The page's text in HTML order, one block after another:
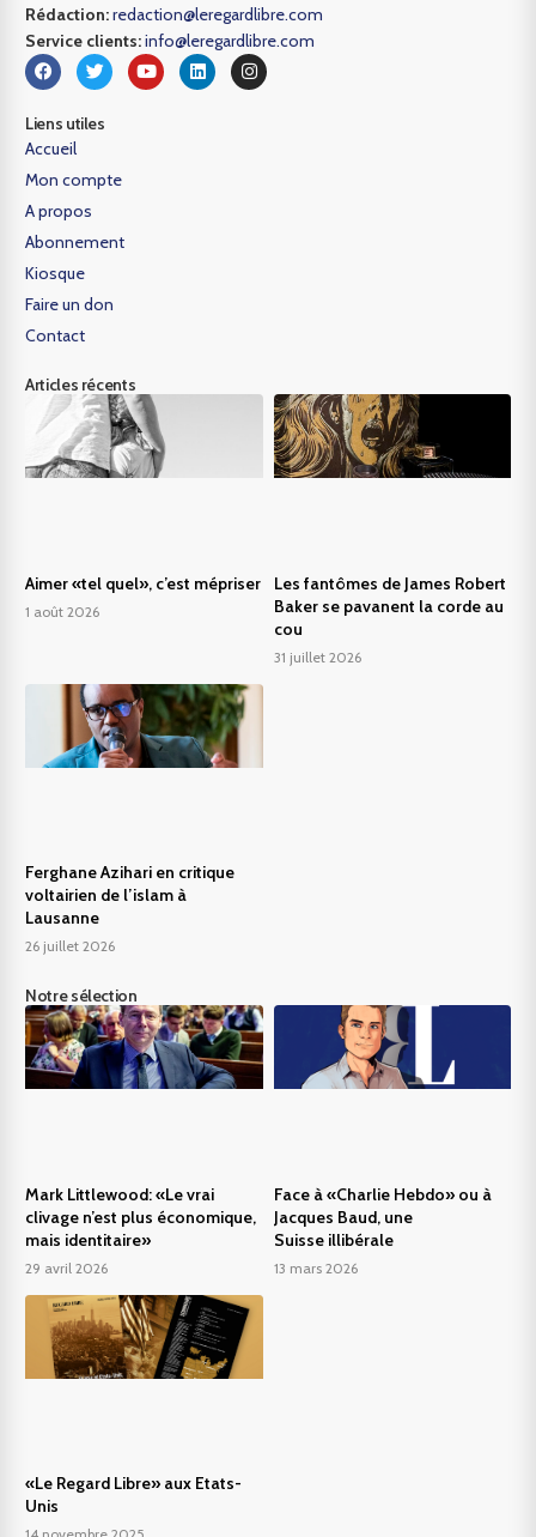
Rédaction:redaction@leregardlibre.com
Service clients:info@leregardlibre.com
Liens utiles
Accueil
Mon compte
A propos
Abonnement
Kiosque
Faire un don
Contact
Articles récents
Aimer «tel quel», c’est mépriser
1 août 2026
Les fantômes de James Robert
Baker se pavanent la corde au
cou
31 juillet 2026
Ferghane Azihari en critique
voltairien de l’islam à
Lausanne
26 juillet 2026
Notre sélection
Mark Littlewood: «Le vrai
clivage n’est plus économique,
mais identitaire»
29 avril 2026
Face à «Charlie Hebdo» ou à
Jacques Baud, une
Suisse illibérale
13 mars 2026
«Le Regard Libre» aux Etats-
Unis